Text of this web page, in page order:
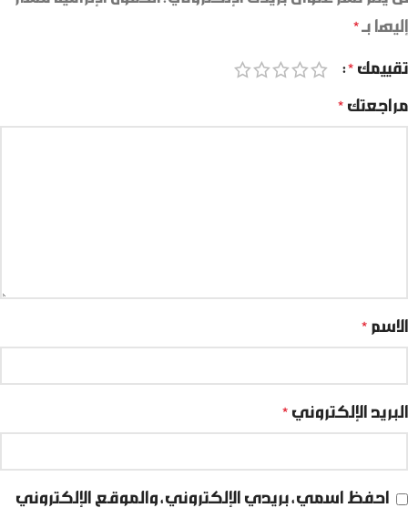
إليها بـ *
تقييمك *
مراجعتك *
الاسم *
البريد الإلكتروني *
احفظ اسمي، بريدي الإلكتروني، والموقع الإلكتروني